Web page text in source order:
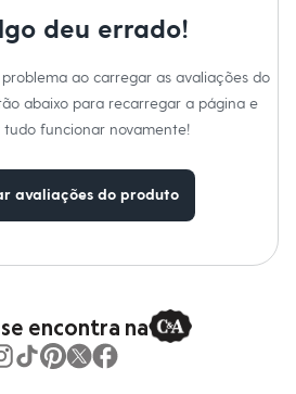
deu errado!
ao carregar as avaliações do
abaixo para recarregar a página e
tudo funcionar novamente!
avaliações do produto
encontra na